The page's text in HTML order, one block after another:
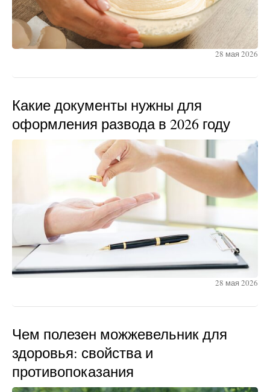
28 мая 2026
Какие документы нужны для
оформления развода в 2026 году
28 мая 2026
Чем полезен можжевельник для
здоровья: свойства и
противопоказания